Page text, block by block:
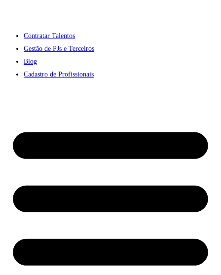
Contratar Talentos
Gestão de PJs e Terceiros
Blog
Cadastro de Profissionais